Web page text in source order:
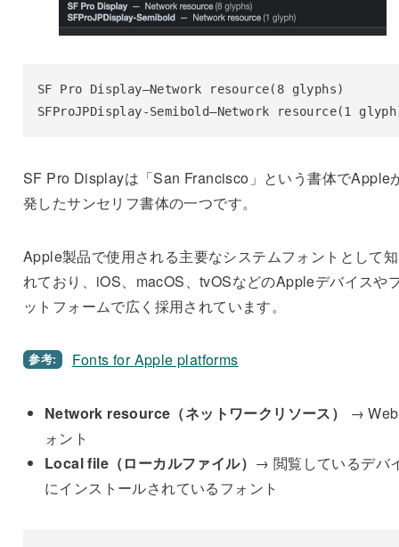
SF Pro Display—Network resource(8 glyphs)
SFProJPDisplay-Semibold—Network resource(1
SF Pro Displayは「San Francisco」という書体でApple
発したサンセリフ書体の一つです。
Apple製品で使用される主要なシステムフォントとして
れており、iOS、macOS、tvOSなどのAppleデバイスや
ットフォームで広く採用されています。
参考: Fonts for Apple platforms
Network resource（ネットワークリソース）
→
ォント
Local file（ローカルファイル） → 閲覧しているデバ
にインストールされているフォント